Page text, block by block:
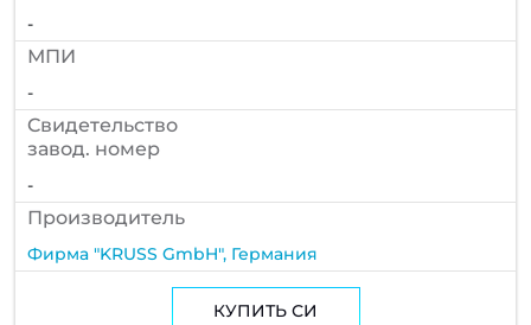
-
МПИ
-
Cвидетельство
завод. номер
-
Производитель
Фирма "KRUSS GmbH", Германия
КУПИТЬ СИ